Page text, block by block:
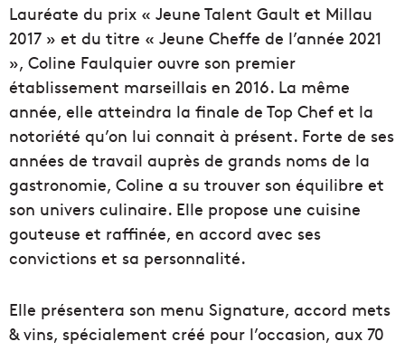
Lauréate du prix « Jeune Talent Gault et Millau
2017 » et du titre « Jeune Cheffe de l’année 2021
», Coline Faulquier ouvre son premier
établissement marseillais en 2016. La même
année, elle atteindra la finale de Top Chef et la
notoriété qu’on lui connait à présent. Forte de ses
années de travail auprès de grands noms de la
gastronomie, Coline a su trouver son équilibre et
son univers culinaire. Elle propose une cuisine
gouteuse et raffinée, en accord avec ses
convictions et sa personnalité.
Elle présentera son menu Signature, accord mets
& vins, spécialement créé pour l’occasion, aux 70